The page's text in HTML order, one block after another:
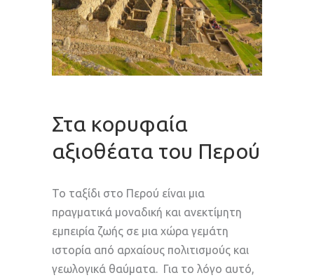
Στα κορυφαία
αξιοθέατα του Περού
Το ταξίδι στο Περού είναι μια
πραγματικά μοναδική και ανεκτίμητη
εμπειρία ζωής σε μια χώρα γεμάτη
ιστορία από αρχαίους πολιτισμούς και
γεωλογικά θαύματα. Για το λόγο αυτό,